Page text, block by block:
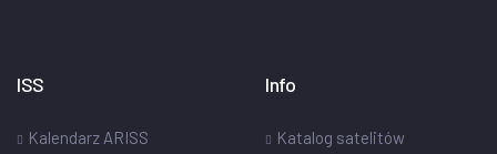
ISS
Kalendarz ARISS
Info
Katalog satelitów